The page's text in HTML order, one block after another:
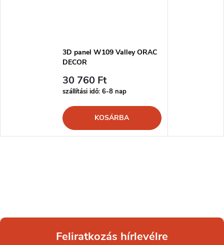
3D panel W109 Valley ORAC
DECOR
30 760 Ft
szállítási idő: 6-8 nap
KOSÁRBA
Feliratkozás hírlevélre